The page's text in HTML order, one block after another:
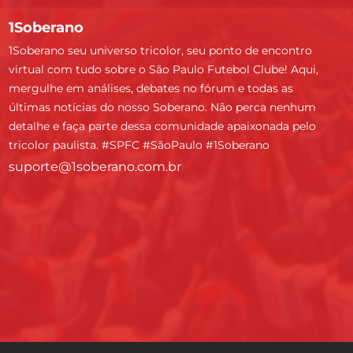
1Soberano
1Soberano seu universo tricolor, seu ponto de encontro
virtual com tudo sobre o São Paulo Futebol Clube! Aqui,
mergulhe em análises, debates no fórum e todas as
últimas notícias do nosso Soberano. Não perca nenhum
detalhe e faça parte dessa comunidade apaixonada pelo
tricolor paulista. #SPFC #SãoPaulo #1Soberano
suporte@1soberano.com.br